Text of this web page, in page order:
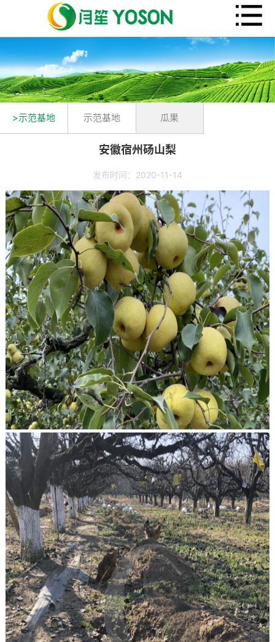
>示范基地 示范基地 瓜果
安徽宿州砀山梨
发布时间：2020-11-14